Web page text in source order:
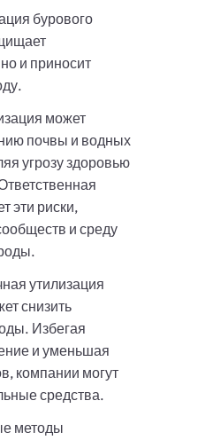
бурового
и приносит
может
почвы и водных
угрозу здоровью
эти риски,
и среду
утилизация
снизить
Избегая
и уменьшая
компании могут
средства.
методы